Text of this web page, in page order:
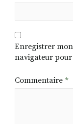
Enregistrer
navigateur
Commentaire *